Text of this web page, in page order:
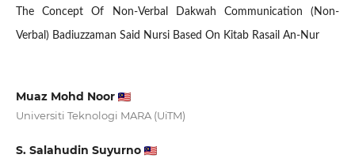
The Concept Of Non-Verbal Dakwah Communication (Non-
Verbal) Badiuzzaman Said Nursi Based On Kitab Rasail An-Nur
Muaz Mohd Noor
Universiti Teknologi MARA (UiTM)
S. Salahudin Suyurno